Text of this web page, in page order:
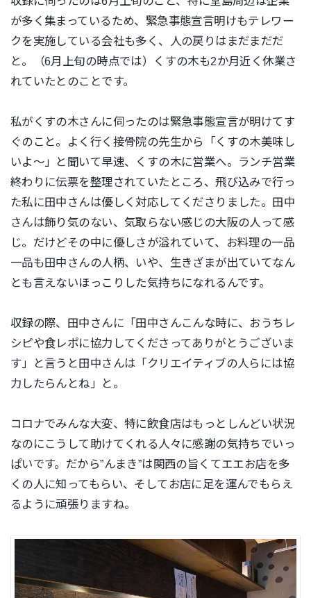
が多く集まっているため、緊急事態宣言明けもテレワー
クを実施している会社も多く、人の戻りはまだまだだ
と。（6月上旬の時点では）くすの木も2か月近く休業さ
れていたとのことです。
私がくすの木さんに伺ったのは緊急事態宣言が明けてす
ぐのこと。よく行く接骨院の先生から「くすの木美味し
いよ〜」と聞いて早速、くすの木に営業へ。ランチ営業
終わりに伝票を整理されていたところ、飛び込みで行っ
た私に田中さんは優しく対応してくださりました。田中
さんは飾り気のない、気取らない感じの大阪の人って感
じ。だけどその中に優しさが溢れていて、お料理の一品
一品も田中さんの人柄、いや、生きざまが出ていてなん
とも言えないほっこりした気持ちになれるんです。
収録の際、田中さんに「田中さんこんな時に、おうちレ
シピや食レポに協力してくださってありがとうございま
す」と言うと田中さんは「クリエイティブの人らには協
力したらんとね」と。
コロナでみんな大変、特に飲食店はもっとしんどい状況
なのにこうして助けてくれる人々に感謝の気持ちでいっ
ぱいです。だから”んまき”は関西の旨くてエエお店を多
くの人に知ってもらい、そしてお店に足を運んでもらえ
るように頑張りますね。